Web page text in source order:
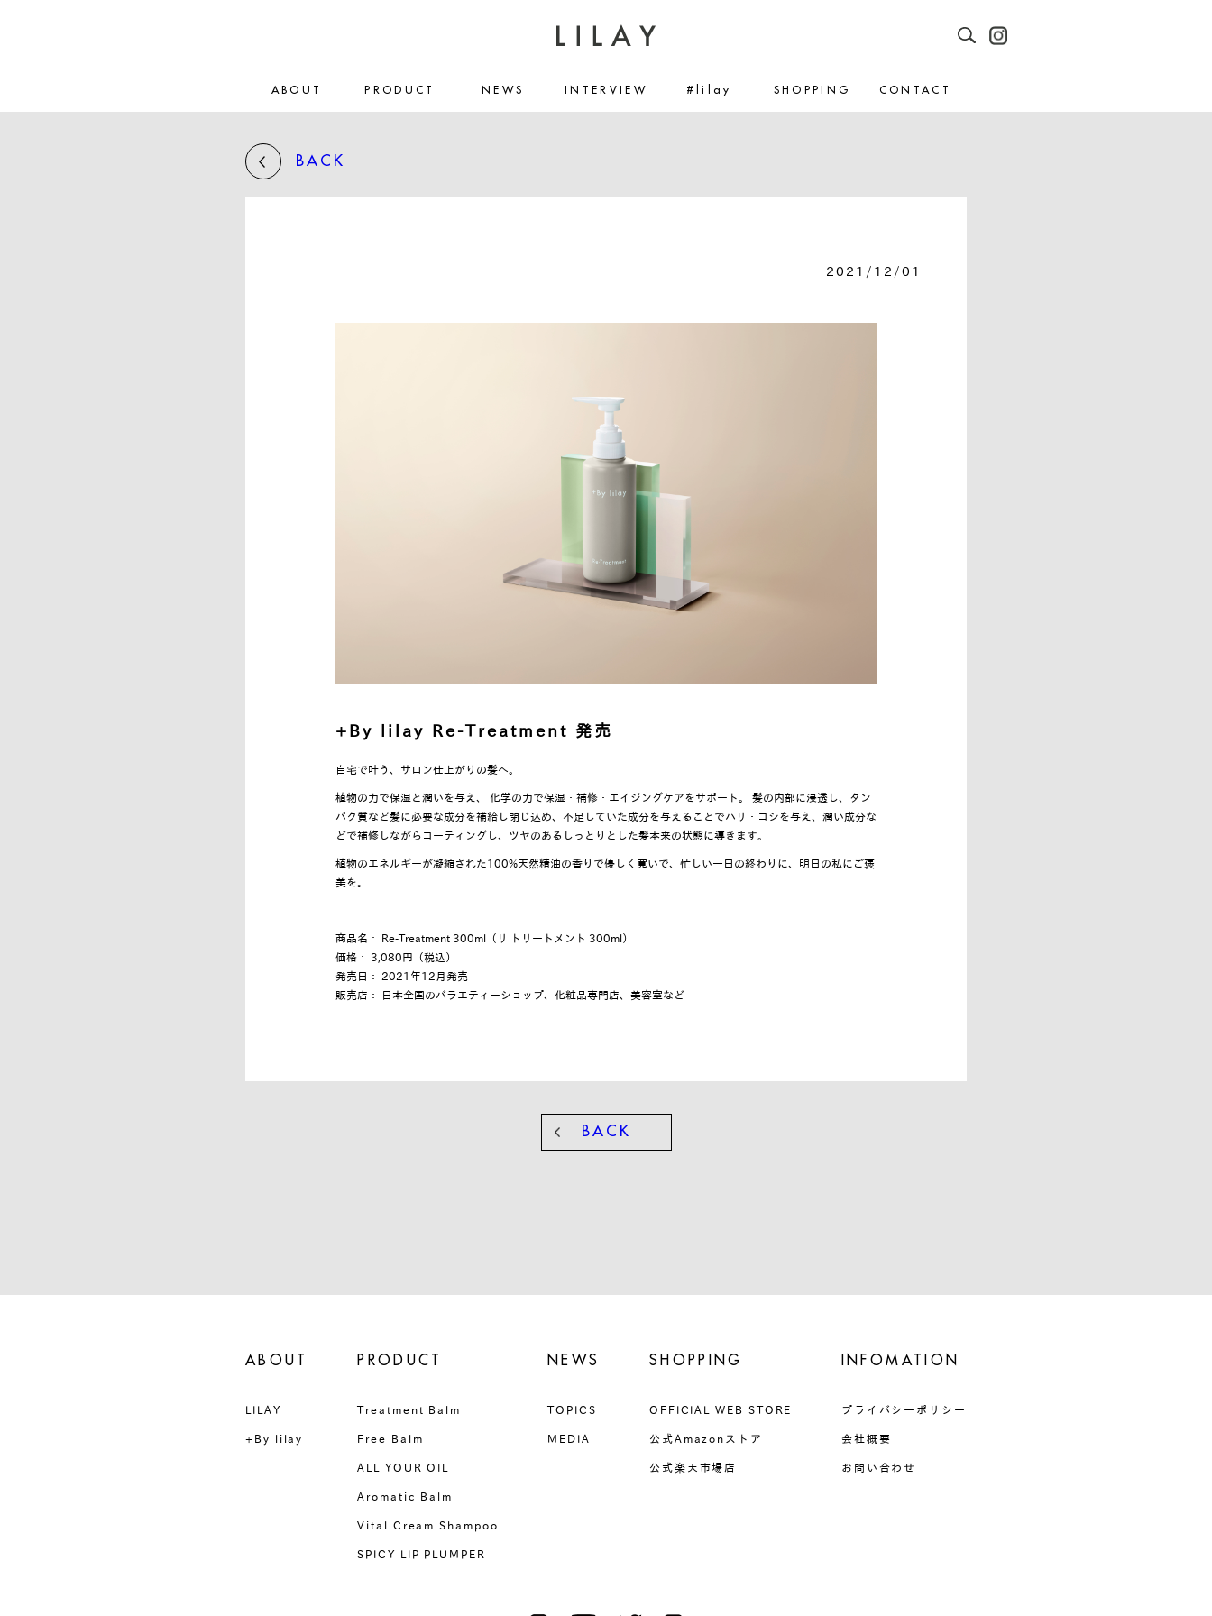
ABOUT PRODUCT NEWS INTERVIEW #lilay SHOPPING CONTACT
BACK
2021/12/01
+By lilay Re-Treatment 発売
自宅で叶う、サロン仕上がりの髪へ。
植物の力で保湿と潤いを与え、 化学の力で保湿・補修・エイジングケアをサポート。 髪の内部に浸透し、タン
パク質など髪に必要な成分を補給し閉じ込め、不足していた成分を与えることでハリ・コシを与え、潤い成分な
どで補修しながらコーティングし、ツヤのあるしっとりとした髪本来の状態に導きます。
植物のエネルギーが凝縮された100%天然精油の香りで優しく寛いで、忙しい一日の終わりに、明日の私にご褒
美を。
商品名： Re-Treatment 300ml（リ トリートメント 300ml）
価格： 3,080円（税込）
発売日： 2021年12月発売
販売店： 日本全国のバラエティーショップ、化粧品専門店、美容室など
BACK
ABOUT
LILAY
+By lilay
PRODUCT
Treatment Balm
Free Balm
ALL YOUR OIL
Aromatic Balm
Vital Cream Shampoo
SPICY LIP PLUMPER
NEWS
TOPICS
MEDIA
SHOPPING
OFFICIAL WEB STORE
公式Amazonストア
公式楽天市場店
INFOMATION
プライバシーポリシー
会社概要
お問い合わせ